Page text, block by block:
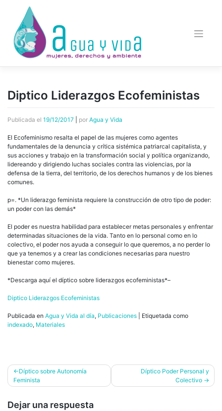
contenido
Diptico Liderazgos Ecofeministas
Publicada el 19/12/2017 por Agua y Vida
El Ecofeminismo resalta el papel de las mujeres como agentes
fundamentales de la denuncia y crítica sistémica patriarcal capitalista, y
sus acciones y trabajo en la transformación social y política organizando,
lidereando y dirigiendo luchas sociales contra las violencias, por la
defensa de la tierra, del territorio, de los derechos humanos y de los bienes
comunes.
p=. *Un liderazgo feminista requiere la construcción de otro tipo de poder:
un poder con las demás*
El poder es nuestra habilidad para establecer metas personales y enfrentar
determinadas situaciones de la vida. Tanto en lo personal como en lo
colectivo, el poder nos ayuda a conseguir lo que queremos, a no perder lo
que ya tenemos y a crear las condiciones necesarias para nuestro
bienestar como mujeres.
*Descarga aquí el díptico sobre liderazgos ecofeministas*–
Diptico Liderazgos Ecofeministas
Publicada en Agua y Vida al día, Publicaciones
Etiquetada como
indexado, Materiales
Navegación
de
entradas
Díptico sobre Autonomía
Feminista
Díptico Poder Personal y
Colectivo
Dejar una respuesta